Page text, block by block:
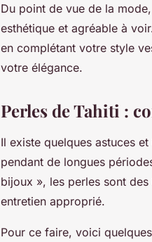
Du point de vue de la
esthétique et agréable à
en complétant votre style
votre élégance.
Perles de Tahiti :
Il existe quelques astuces
pendant de longues
bijoux », les perles sont
entretien approprié.
Pour ce faire, voici